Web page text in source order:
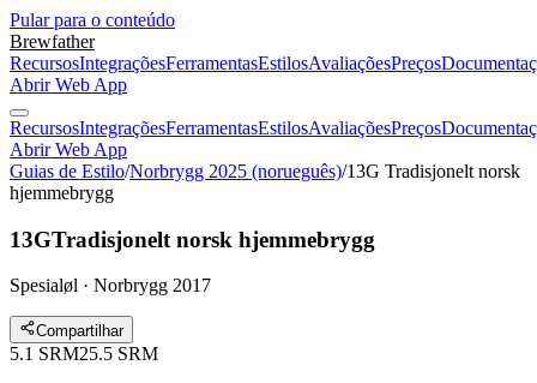
Pular para o conteúdo
Brewfather
RecursosIntegraçõesFerramentasEstilosAvaliaçõesPreços
Abrir Web App
RecursosIntegraçõesFerramentasEstilosAvaliaçõesPreços
Abrir Web App
Guias de Estilo/Norbrygg 2025 (norueguês)/13G Tradisjonelt norsk
hjemmebrygg
13GTradisjonelt norsk hjemmebrygg
Spesialøl · Norbrygg 2017
Compartilhar
5.1 SRM25.5 SRM